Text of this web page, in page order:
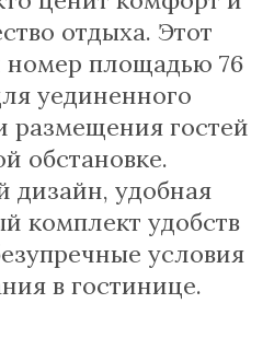
отдыха. Этот
номер площадью 76
уединенного
размещения гостей
обстановке.
дизайн, удобная
комплект удобств
условия
в гостинице.